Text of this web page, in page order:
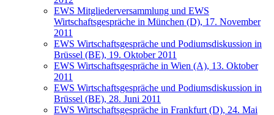
EWS Mitgliederversammlung und EWS
Wirtschaftsgespräche in München (D), 17. November
2011
EWS Wirtschaftsgespräche und Podiumsdiskussion in
Brüssel (BE), 19. Oktober 2011
EWS Wirtschaftsgespräche in Wien (A), 13. Oktober
2011
EWS Wirtschaftsgespräche und Podiumsdiskussion in
Brüssel (BE), 28. Juni 2011
EWS Wirtschaftsgespräche in Frankfurt (D), 24. Mai